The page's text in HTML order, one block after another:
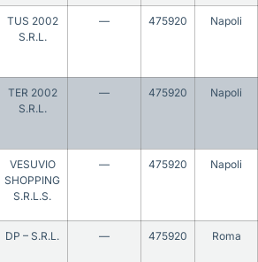
TUS 2002
S.R.L.
— 475920 Napoli
TER 2002
S.R.L.
— 475920 Napoli
VESUVIO
SHOPPING
S.R.L.S.
— 475920 Napoli
DP – S.R.L. — 475920 Roma